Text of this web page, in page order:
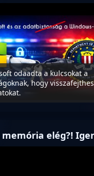
a kulcsokat a
visszafejthessék
memória elég?!